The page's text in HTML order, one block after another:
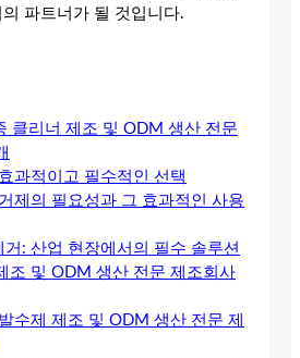
파트너가 될 것입니다.
클리너 제조 및 ODM 생산 전문
과적이고 필수적인 선택
제의 필요성과 그 효과적인 사용
거: 산업 현장에서의 필수 솔루션
조 및 ODM 생산 전문 제조회사
수제 제조 및 ODM 생산 전문 제